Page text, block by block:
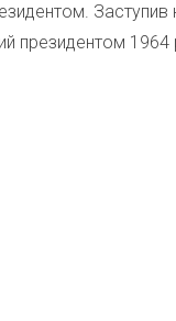
Заступив
президентом 1964